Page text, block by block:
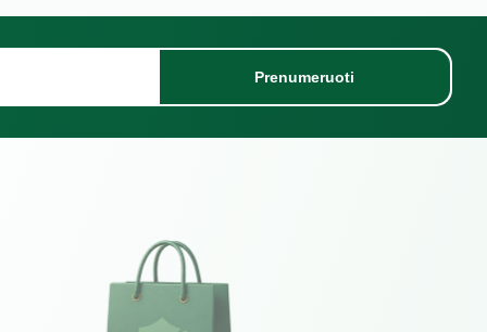
Prenumeruoti